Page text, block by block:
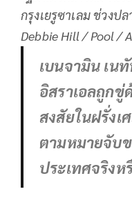
กรุงเยรูซาเลม ช่วงป
Debbie Hill / Pool /
เบนจามิน เน
อิสราเอลถูก
สงสัยในฝรั่งเ
ตามหมายจับ
ประเทศจริงห